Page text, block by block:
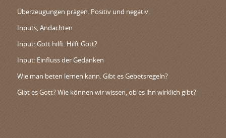
Überzeugungen prägen. Positiv und negativ.
Inputs, Andachten
Input: Gott hilft. Hilft Gott?
Input: Einfluss der Gedanken
Wie man beten lernen kann. Gibt es Gebetsregeln?
Gibt es Gott? Wie können wir wissen, ob es ihn wirklich gibt?